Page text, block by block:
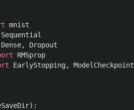
mnist
Sequential
Dense,
Dropout
RMSprop
EarlyStopping,
ModelCheckpoint
):